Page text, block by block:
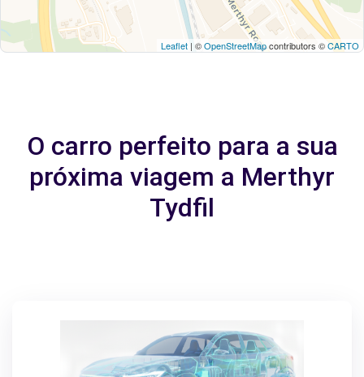
Leaflet | ©OpenStreetMapcontributors ©CARTO
O carro perfeito para a sua
próxima viagem a Merthyr
Tydfil